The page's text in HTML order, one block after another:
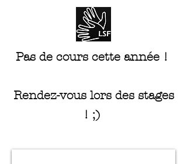
Pas de cours cette année !
Rendez-vous lors des stages
! ;)